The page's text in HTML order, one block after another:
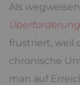
Als
Überforderung
frustriert, weil
chronische
man auf